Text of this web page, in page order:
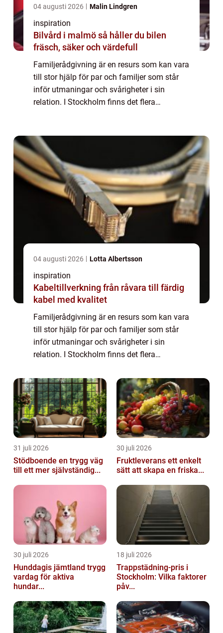
04 augusti 2026 Malin Lindgren
inspiration
Bilvård i malmö så håller du bilen
fräsch, säker och värdefull
Familjerådgivning är en resurs som kan vara
till stor hjälp för par och familjer som står
inför utmaningar och svårigheter i sin
relation. I Stockholm finns det flera
04 augusti 2026 Lotta Albertsson
inspiration
Kabeltillverkning från råvara till färdig
kabel med kvalitet
Familjerådgivning är en resurs som kan vara
till stor hjälp för par och familjer som står
inför utmaningar och svårigheter i sin
relation. I Stockholm finns det flera
31 juli 2026
Stödboende en trygg väg
till ett mer självständig...
30 juli 2026
Fruktleverans ett enkelt
sätt att skapa en friska...
30 juli 2026
Hunddagis jämtland trygg
vardag för aktiva
hundar...
18 juli 2026
Trappstädning-pris i
Stockholm: Vilka faktorer
påv...